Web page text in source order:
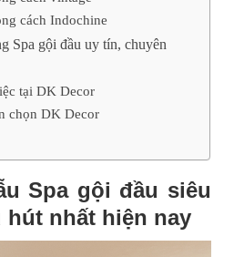
cách Indochine
Spa gội đầu uy tín, chuyên
tại DK Decor
chọn DK Decor
Spa gội đầu siêu
hút nhất hiện nay